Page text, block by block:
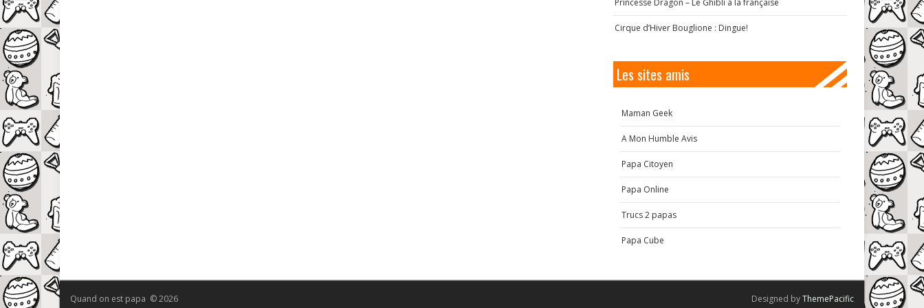
Princesse Dragon – Le Ghibli à la française
Cirque d’Hiver Bouglione : Dingue!
Les sites amis
Maman Geek
A Mon Humble Avis
Papa Citoyen
Papa Online
Trucs 2 papas
Papa Cube
Quand on est papa © 2026 Designed byThemePacific